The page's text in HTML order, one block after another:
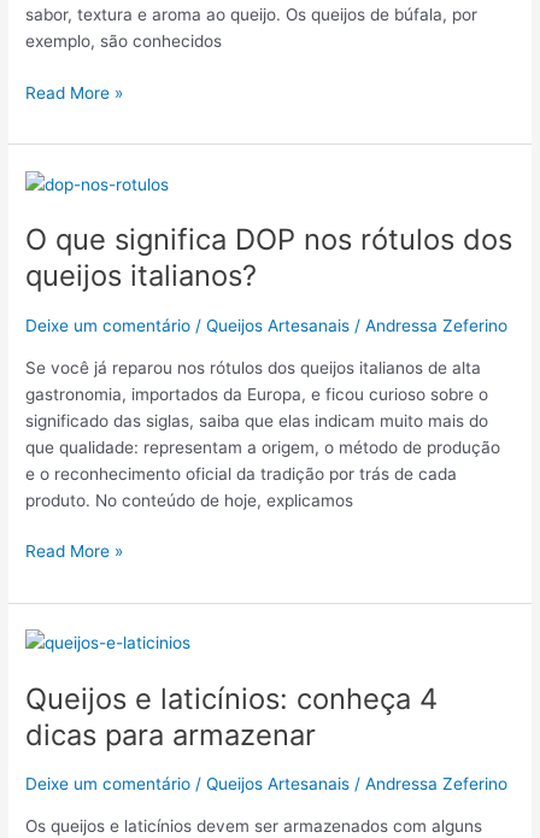
sabor, textura e aroma ao queijo. Os queijos de búfala, por
exemplo, são conhecidos
ovelha
Read More »
O que significa DOP nos rótulos dos
queijos italianos?
Deixe um comentário /Queijos Artesanais /Andressa Zeferino
Se você já reparou nos rótulos dos queijos italianos de alta
gastronomia, importados da Europa, e ficou curioso sobre o
significado das siglas, saiba que elas indicam muito mais do
que qualidade: representam a origem, o método de produção
e o reconhecimento oficial da tradição por trás de cada
produto. No conteúdo de hoje, explicamos
O
significa
nos
rótulos
queijos
italianos?
Read More »
Queijos e laticínios: conheça 4
dicas para armazenar
Deixe um comentário /Queijos Artesanais /Andressa Zeferino
Os queijos e laticínios devem ser armazenados com alguns
Queijos
laticínios:
conheça
4
dicas
armazenar